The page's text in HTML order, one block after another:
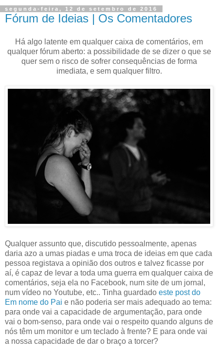
segunda-feira, 12 de setembro de 2016
Fórum de Ideias | Os Comentadores
Há algo latente em qualquer caixa de comentários, em
qualquer fórum aberto: a possibilidade de se dizer o que se
quer sem o risco de sofrer consequências de forma
imediata, e sem qualquer filtro.
Qualquer assunto que, discutido pessoalmente, apenas
daria azo a umas piadas e uma troca de ideias em que cada
pessoa registava a opinião dos outros e talvez ficasse por
aí, é capaz de levar a toda uma guerra em qualquer caixa de
comentários, seja ela no Facebook, num site de um jornal,
num vídeo no Youtube, etc.. Tinha guardado este post do
Em nome do Pai e não poderia ser mais adequado ao tema:
para onde vai a capacidade de argumentação, para onde
vai o bom-senso, para onde vai o respeito quando alguns de
nós têm um monitor e um teclado à frente? E para onde vai
a nossa capacidade de dar o braço a torcer?